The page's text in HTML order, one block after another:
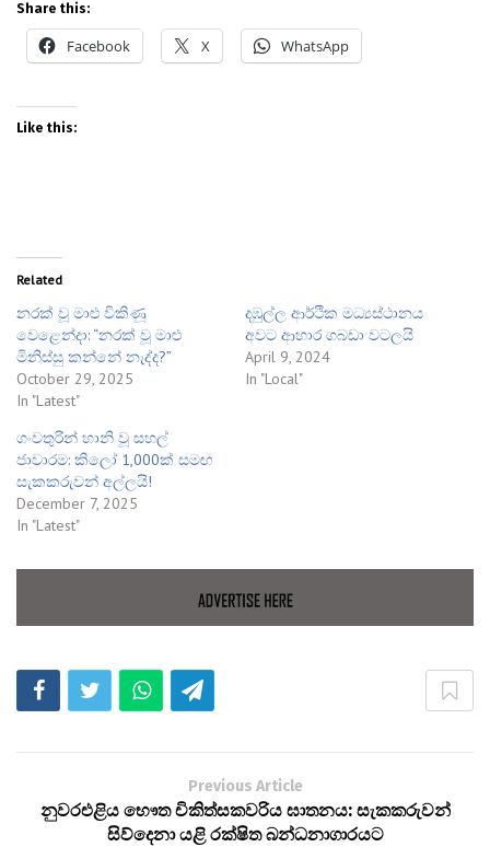
Share this:
Facebook X WhatsApp
Like this:
Related
නරක් වූ මාළු විකිණූ
වෙළෙන්දා: “නරක් වූ මාළු
මිනිස්සු කන්නේ නැද්ද?”
October 29, 2025
In "Latest"
දඹුල්ල ආර්ථික මධ්‍යස්ථානය
අවට ආහාර ගබඩා වටලයි
April 9, 2024
In "Local"
ගංවතුරින් හානි වූ සහල්
ජාවාරම: කිලෝ 1,000ක් සමඟ
සැකකරුවන් අල්ලයි!
December 7, 2025
In "Latest"
Previous Article
නුවරඑළිය භෞත චිකිත්සකවරිය ඝාතනය: සැකකරුවන්
සිව්දෙනා යළි රක්ෂිත බන්ධනාගාරයට